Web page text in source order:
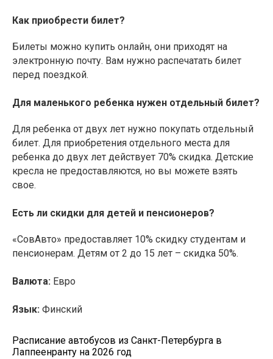
Как приобрести билет?
Билеты можно купить онлайн, они приходят на
электронную почту. Вам нужно распечатать билет
перед поездкой.
Для маленького ребенка нужен отдельный билет?
Для ребенка от двух лет нужно покупать отдельный
билет. Для приобретения отдельного места для
ребенка до двух лет действует 70% скидка. Детские
кресла не предоставляются, но вы можете взять
свое.
Есть ли скидки для детей и пенсионеров?
«СовАвто» предоставляет 10% скидку студентам и
пенсионерам. Детям от 2 до 15 лет – скидка 50%.
Валюта: Евро
Язык: Финский
Расписание автобусов из Санкт-Петербурга в
Лаппеенранту на 2026 год